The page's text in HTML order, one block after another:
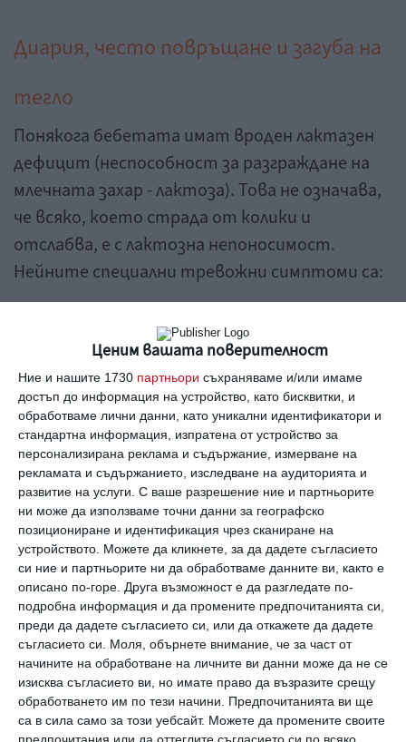
Ценим вашата поверителност
Ние и нашите 1730 партньори съхраняваме и/или имаме
достъп до информация на устройство, като бисквитки, и
обработваме лични данни, като уникални идентификатори и
стандартна информация, изпратена от устройство за
персонализирана реклама и съдържание, измерване на
рекламата и съдържанието, изследване на аудиторията и
развитие на услуги. С ваше разрешение ние и партньорите
ни може да използваме точни данни за географско
позициониране и идентификация чрез сканиране на
устройството. Можете да кликнете, за да дадете съгласието
си ние и партньорите ни да обработваме данните ви, както е
описано по-горе. Друга възможност е да разгледате по-
подробна информация и да промените предпочитанията си,
преди да дадете съгласието си, или да откажете да дадете
съгласието си. Моля, обърнете внимание, че за част от
начините на обработване на личните ви данни може да не се
изисква съгласието ви, но имате право да възразите срещу
обработването им по тези начини. Предпочитанията ви ще
са в сила само за този уебсайт. Можете да промените своите
Диария, често повръщане и загуба на
тегло
Понякога бебетата имат вроден лактазен
дефицит (неспособност за разграждане на
млечната захар - лактоза). Това не означава,
че всяко, което страда от колики и
отслабва, е с лактозна непоносимост.
Нейните специални тревожни симптоми са:
- диария под формата на чести, течни,
пенливи изпражнения, които имат кисела
миризма;
- изпражнения повече от 10 пъти на ден;
- понякога, напротив - през първите седмици
от живота се явява запек;
- често повръщане;
- газове;
- недостатъчно наддаване (или загуба на
тегло), въпреки редовното хранене.